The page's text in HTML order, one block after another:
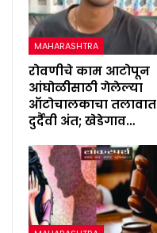
MAHARASHTRA
रोवणीचे काम आटोपून
आंघोळीसाठी गेलेल्या
ऑटोचालकाचा तलावात
दुर्दैवी अंत; खेडेगाव…